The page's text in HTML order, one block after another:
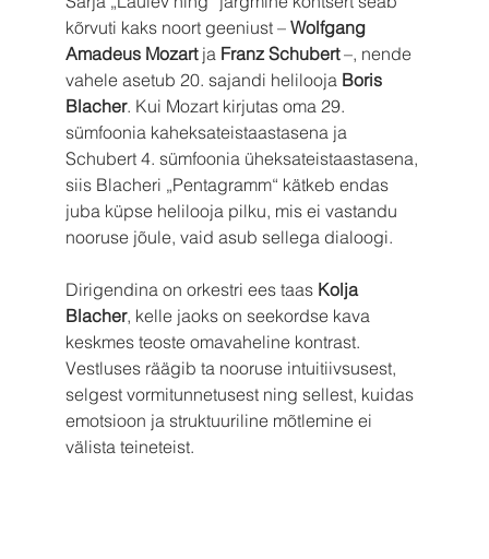
kõrvuti kaks noort geeniust – Wolfgang
Amadeus Mozart ja Franz Schubert –, nende
vahele asetub 20. sajandi helilooja Boris
Blacher. Kui Mozart kirjutas oma 29.
sümfoonia kaheksateistaastasena ja
Schubert 4. sümfoonia üheksateistaastasena,
siis Blacheri „Pentagramm“ kätkeb endas
juba küpse helilooja pilku, mis ei vastandu
nooruse jõule, vaid asub sellega dialoogi.
Dirigendina on orkestri ees taas Kolja
Blacher, kelle jaoks on seekordse kava
keskmes teoste omavaheline kontrast.
Vestluses räägib ta nooruse intuitiivsusest,
selgest vormitunnetusest ning sellest, kuidas
emotsioon ja struktuuriline mõtlemine ei
välista teineteist.